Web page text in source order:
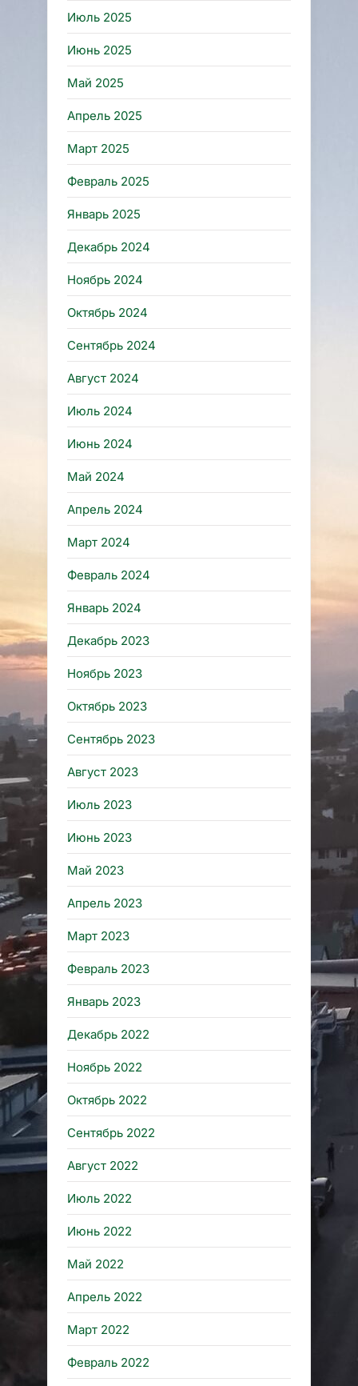
Июль 2025
Июнь 2025
Май 2025
Апрель 2025
Март 2025
Февраль 2025
Январь 2025
Декабрь 2024
Ноябрь 2024
Октябрь 2024
Сентябрь 2024
Август 2024
Июль 2024
Июнь 2024
Май 2024
Апрель 2024
Март 2024
Февраль 2024
Январь 2024
Декабрь 2023
Ноябрь 2023
Октябрь 2023
Сентябрь 2023
Август 2023
Июль 2023
Июнь 2023
Май 2023
Апрель 2023
Март 2023
Февраль 2023
Январь 2023
Декабрь 2022
Ноябрь 2022
Октябрь 2022
Сентябрь 2022
Август 2022
Июль 2022
Июнь 2022
Май 2022
Апрель 2022
Март 2022
Февраль 2022